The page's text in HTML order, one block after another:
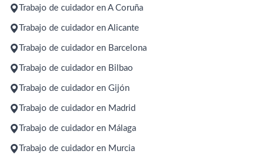
Trabajo de cuidador en A Coruña
Trabajo de cuidador en Alicante
Trabajo de cuidador en Barcelona
Trabajo de cuidador en Bilbao
Trabajo de cuidador en Gijón
Trabajo de cuidador en Madrid
Trabajo de cuidador en Málaga
Trabajo de cuidador en Murcia